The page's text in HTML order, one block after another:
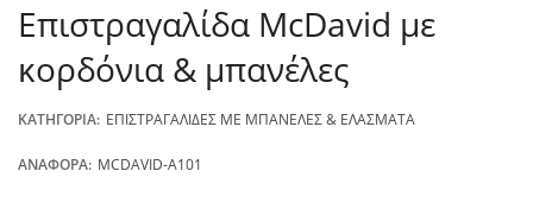
Επιστραγαλίδα McDavid με
κορδόνια & μπανέλες
ΚΑΤΗΓΟΡΊΑ: ΕΠΙΣΤΡΑΓΑΛΊΔΕΣ ΜΕ ΜΠΑΝΈΛΕΣ & ΕΛΆΣΜΑΤΑ
ΑΝΑΦΟΡΆ: MCDAVID-A101